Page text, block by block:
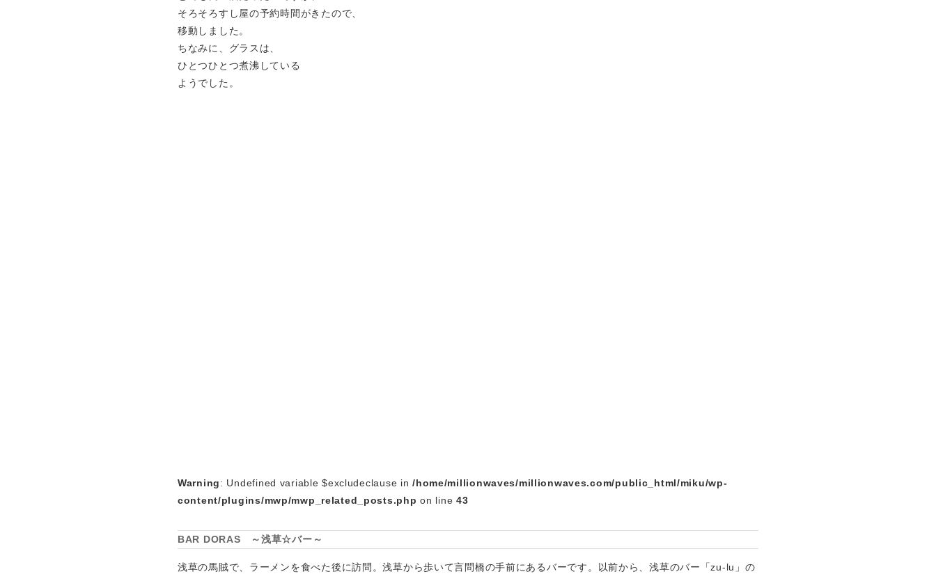
そろそろすし屋の予約時間がきたので、
移動しました。
ちなみに、グラスは、
ひとつひとつ煮沸している
ようでした。
Warning: Undefined variable $excludeclause in/home/millionwaves/millionwaves.com/public_html/miku/wp-
content/plugins/mwp/mwp_related_posts.php on line43
BAR DORAS ～浅草☆バー～
浅草の馬賊で、ラーメンを食べた後に訪問。浅草から歩いて言問橋の手前にあるバーです。以前から、浅草のバー「zu-lu」の